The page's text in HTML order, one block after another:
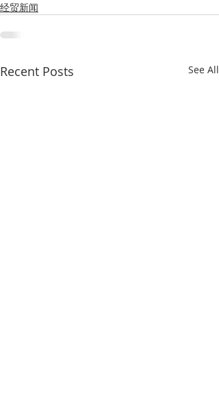
经贸新闻
Recent Posts See All